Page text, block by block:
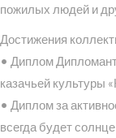
пожилых людей и
Достижения
• Диплом
казачьей культуры
• Диплом за
всегда будет